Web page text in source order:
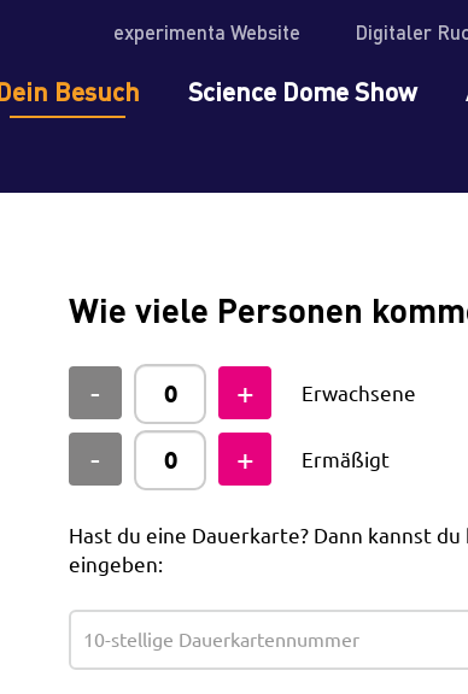
experimenta Website Digitaler
Dein Besuch Science Dome Show
Wie viele Personen
Erwachsene
Ermäßigt
Hast du eine Dauerkarte? Dann kannst
eingeben: